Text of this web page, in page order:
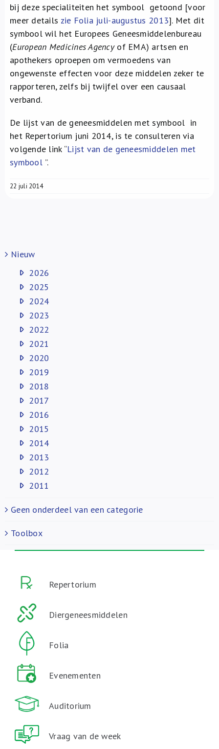
bij deze specialiteiten het symbool getoond [voor
meer details zie Folia juli-augustus 2013]. Met dit
symbool wil het Europees Geneesmiddelenbureau
(European Medicines Agencyof EMA) artsen en
apothekers oproepen om vermoedens van
ongewenste effecten voor deze middelen zeker te
rapporteren, zelfs bij twijfel over een causaal
verband.
De lijst van de geneesmiddelen met symbool in
het Repertorium juni 2014, is te consulteren via
volgende link “Lijst van de geneesmiddelen met
symbool ”.
22 juli 2014
Nieuw
2026
2025
2024
2023
2022
2021
2020
2019
2018
2017
2016
2015
2014
2013
2012
2011
Geen onderdeel van een categorie
Toolbox
Repertorium
Diergeneesmiddelen
Folia
Evenementen
Auditorium
Vraag van de week